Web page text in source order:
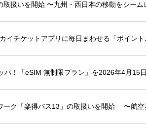
パ！「eSIM 無制限プラン」を2026年4月15